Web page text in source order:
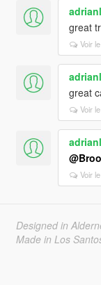
great
Voir
great
Voir
Voir
Designed in
Made in Los